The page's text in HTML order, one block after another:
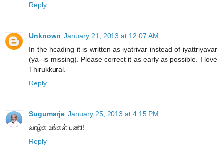
Reply
Unknown January 21, 2013 at 12:07 AM
In the heading it is written as iyatrivar instead of iyattriyavar
(ya- is missing). Please correct it as early as possible. I love
Thirukkural.
Reply
Sugumarje January 25, 2013 at 4:15 PM
வாழ்க உங்கள் பணி!
Reply